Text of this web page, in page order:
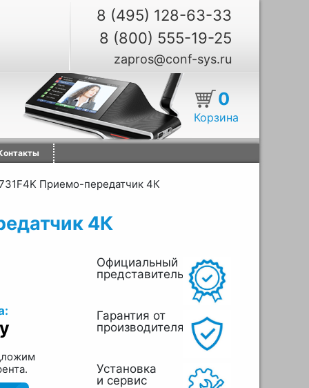
8 (495) 128-63-33
8 (800) 555-19-25
zapros@conf-sys.ru
0
Корзина
Приемо-передатчик 4К
4К
Официальный
представитель
Гарантия от
производителя
Установка
и сервис